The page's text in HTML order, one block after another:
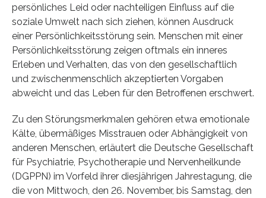
persönliches Leid oder nachteiligen Einfluss auf die
soziale Umwelt nach sich ziehen, können Ausdruck
einer Persönlichkeitsstörung sein. Menschen mit einer
Persönlichkeitsstörung zeigen oftmals ein inneres
Erleben und Verhalten, das von den gesellschaftlich
und zwischenmenschlich akzeptierten Vorgaben
abweicht und das Leben für den Betroffenen erschwert.
Zu den Störungsmerkmalen gehören etwa emotionale
Kälte, übermäßiges Misstrauen oder Abhängigkeit von
anderen Menschen, erläutert die Deutsche Gesellschaft
für Psychiatrie, Psychotherapie und Nervenheilkunde
(DGPPN) im Vorfeld ihrer diesjährigen Jahrestagung, die
die von Mittwoch, den 26. November, bis Samstag, den